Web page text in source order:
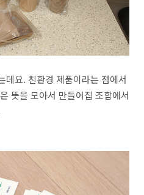
데요. 친환경 제품이라는 점에서
뜻을 모아서 만들어집 조합에서